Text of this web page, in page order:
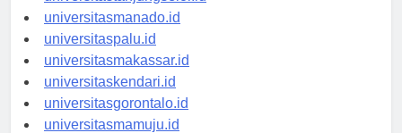
universitastanjungselor.id
universitasmanado.id
universitaspalu.id
universitasmakassar.id
universitaskendari.id
universitasgorontalo.id